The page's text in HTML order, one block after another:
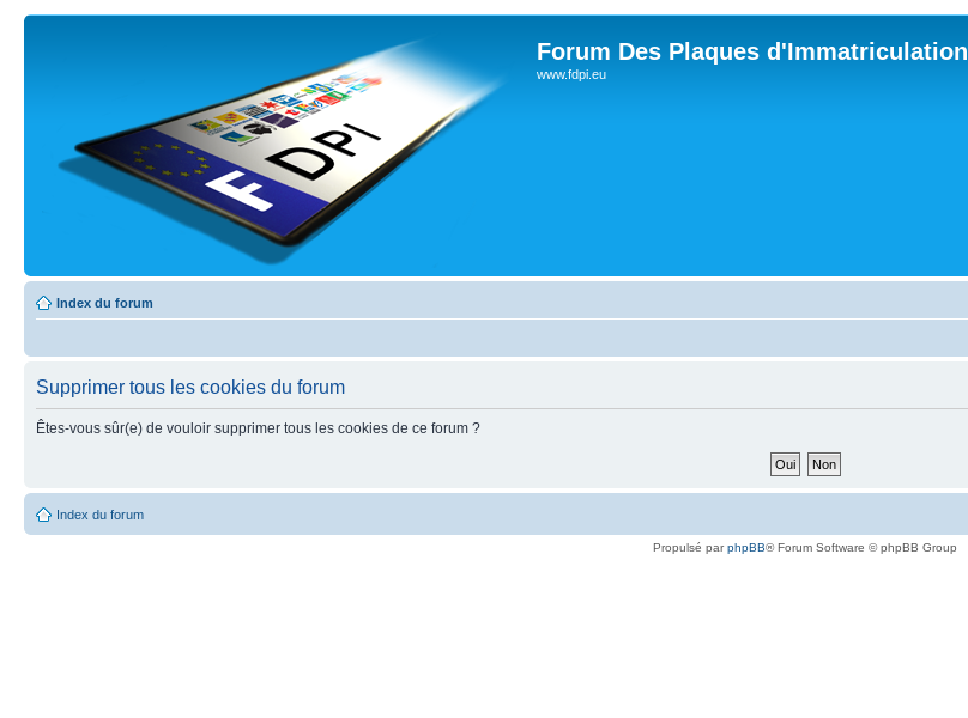
Forum Des Plaques d'Immatriculation
www.fdpi.eu
Index du forum
Supprimer tous les cookies du forum
Êtes-vous sûr(e) de vouloir supprimer tous les cookies de ce forum ?
Index du forum
Propulsé parphpBB® Forum Software © phpBB Group